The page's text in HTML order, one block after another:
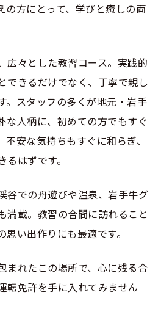
の方にとって、学びと癒しの両
広々とした教習コース。実践的
できるだけでなく、丁寧で親し
。スタッフの多くが地元・岩手
な人柄に、初めての方でもすぐ
安な気持ちもすぐに和らぎ、
はずです。
谷での舟遊びや温泉、岩手牛グ
満載。教習の合間に訪れること
い出作りにも最適です。
まれたこの場所で、心に残る合
転免許を手に入れてみません